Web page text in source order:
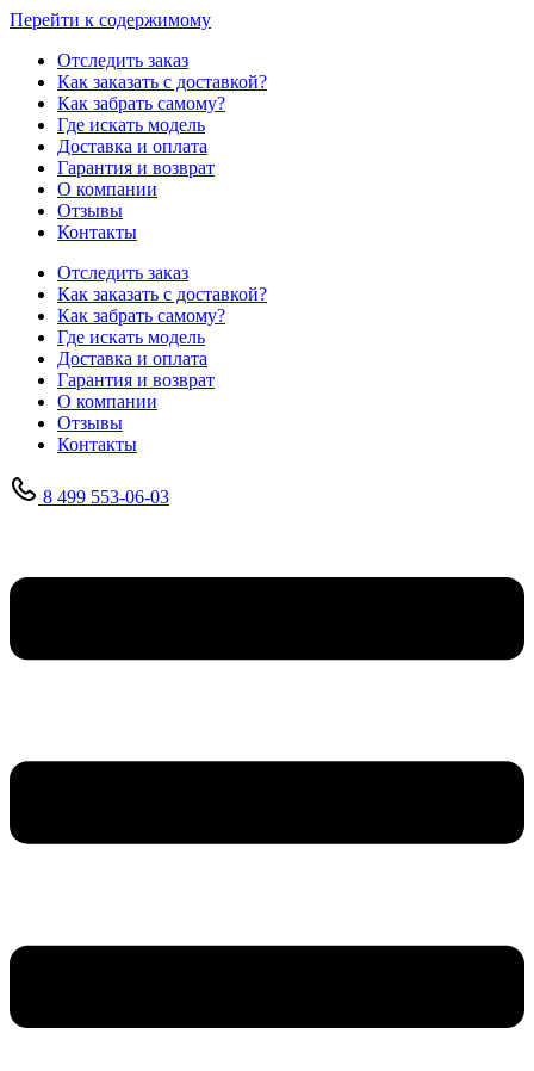
Перейти к содержимому
Отследить заказ
Как заказать с доставкой?
Как забрать самому?
Где искать модель
Доставка и оплата
Гарантия и возврат
О компании
Отзывы
Контакты
Отследить заказ
Как заказать с доставкой?
Как забрать самому?
Где искать модель
Доставка и оплата
Гарантия и возврат
О компании
Отзывы
Контакты
8 499 553-06-03